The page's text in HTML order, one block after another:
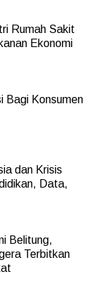
Rumah Sakit
Ekonomi
Bagi Konsumen
dan Krisis
Data,
Belitung,
Terbitkan